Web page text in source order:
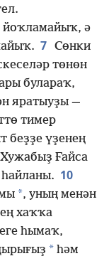
ә
7 Сөнки
төнөн
булараҡ,
яратыуҙы —
тимер
беҙҙе үҙенең
Ғайса
10
*, уның менән
хаҡҡа
һымаҡ,
* һәм